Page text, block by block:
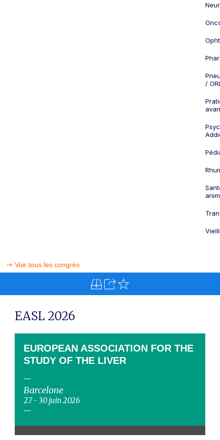
/
Voir tous les congrès
EASL 2026
EUROPEAN ASSOCIATION FOR THE
STUDY OF THE LIVER
Barcelone
27 - 30 juin 2026